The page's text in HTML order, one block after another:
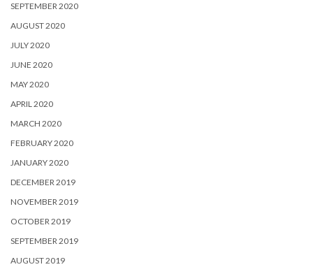
SEPTEMBER 2020
AUGUST 2020
JULY 2020
JUNE 2020
MAY 2020
APRIL 2020
MARCH 2020
FEBRUARY 2020
JANUARY 2020
DECEMBER 2019
NOVEMBER 2019
OCTOBER 2019
SEPTEMBER 2019
AUGUST 2019